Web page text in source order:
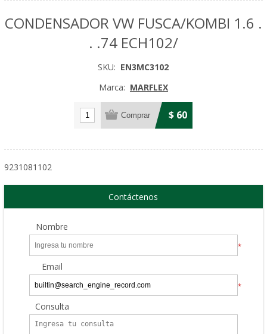
CONDENSADOR VW FUSCA/KOMBI 1.6 .
. .74 ECH102/
SKU: EN3MC3102
Marca: MARFLEX
$ 60
9231081102
Contáctenos
Nombre
*
Email
*
Consulta